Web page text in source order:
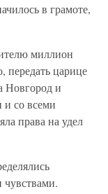
в грамоте,
миллион
передать царице
Новгород и
со всеми
права на удел
чувствами.